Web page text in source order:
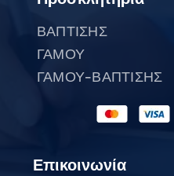
ΒΑΠΤΙΣΗΣ
ΓΑΜΟΥ
ΓΑΜΟΥ-ΒΑΠΤΙΣΗΣ
Επικοινωνία